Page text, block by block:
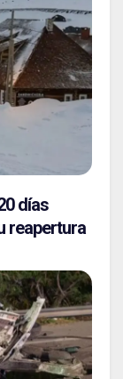
días
reapertura